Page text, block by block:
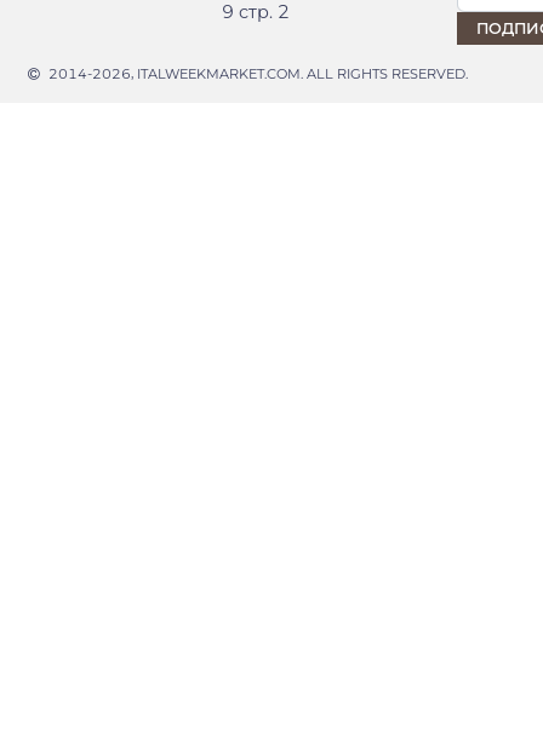
9 стр. 2
2014-2026, ITALWEEKMARKET.COM. ALL RIGHTS RESERVED.